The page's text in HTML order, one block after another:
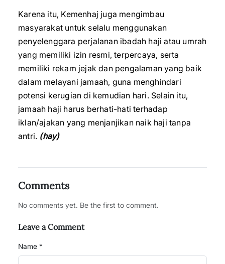
Karena itu, Kemenhaj juga mengimbau
masyarakat untuk selalu menggunakan
penyelenggara perjalanan ibadah haji atau umrah
yang memiliki izin resmi, terpercaya, serta
memiliki rekam jejak dan pengalaman yang baik
dalam melayani jamaah, guna menghindari
potensi kerugian di kemudian hari. Selain itu,
jamaah haji harus berhati-hati terhadap
iklan/ajakan yang menjanjikan naik haji tanpa
antri. (hay)
Comments
No comments yet. Be the first to comment.
Leave a Comment
Name *